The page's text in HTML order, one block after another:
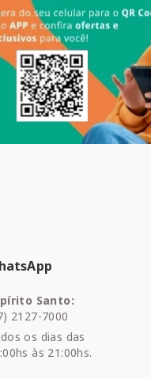
Santo:
2127-7000
os dias das
às 21:00hs.